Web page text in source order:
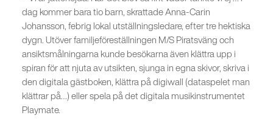
dag kommer bara tio barn, skrattade Anna-Carin
Johansson, febrig lokal utställningsledare, efter tre hektiska
dygn. Utöver familjeföreställningen M/S Piratsväng och
ansiktsmålningarna kunde besökarna även klättra upp i
spiran för att njuta av utsikten, sjunga in egna skivor, skriva i
den digitala gästboken, klättra på digiwall (dataspelet man
klättrar på…) eller spela på det digitala musikinstrumentet
Playmate.